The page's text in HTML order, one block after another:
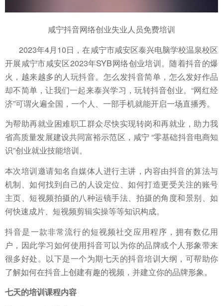
咸宁抖音网络创业失业人员免费培训
2023年4月10日，在咸宁市咸安区泰兴电脑学校温泉校区
开展咸宁市咸安区2023年SYB网络创业培训。随着抖音的爆
火，越来越多的人玩抖音。怎么发抖音简单，怎么发好作品
却不简单，让我们一起来泰兴学习，玩转抖音创业。“网红经
济”可谓火遍全国，一个人、一部手机就能开启一场直播秀。
为帮助再就业困难职工群众尽快实现转岗和再就业，助力我
省高质量发展建设共同富裕示范区，咸宁 “零基础抖音电商知
识”创业就业技能培训。
本次培训邀请知名自媒体人进行主讲，内容由抖音的算法与
机制、如何找到自己的人设定位、如何打造更受关注的账号
主页、短视频拍摄的八种运镜手法、拍摄的角度和景别、如
何快速成片、短视频剪辑实操等等知识构成。
抖音是一款非常流行的短视频社交应用程序，拥有数亿用
户，因此学习如何使用抖音可以为你的品牌或个人形象带来
很多好处。以下是一个为期七天的抖音培训大纲，可帮助你
了解如何在抖音上创建有趣的视频，并建立你的品牌形象。
七天的培训课程内容